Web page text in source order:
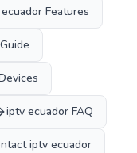
Features
iptv ecuador FAQ
iptv ecuador